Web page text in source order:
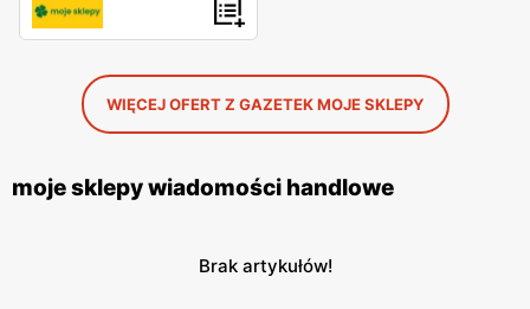
WIĘCEJ OFERT Z GAZETEK MOJE SKLEPY
moje sklepy wiadomości handlowe
Brak artykułów!